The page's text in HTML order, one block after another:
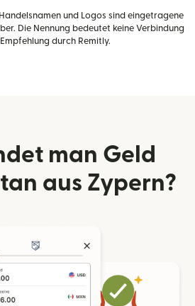
und Logos sind eingetragene
Die Nennung bedeutet keine Verbindung
durch Remitly.
man Geld
aus Zypern?